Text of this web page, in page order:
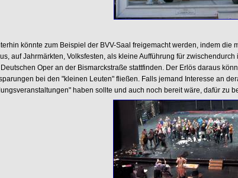
könnte zum Beispiel der BVV-Saal freigemacht werden, indem die
auf Jahrmärkten, Volksfesten, als kleine Aufführung für
Oper an der Bismarckstraße stattfinden. Der Erlös daraus
bei den "kleinen Leuten" fließen. Falls jemand Interesse an
haben sollte und auch noch bereit wäre, dafür zu